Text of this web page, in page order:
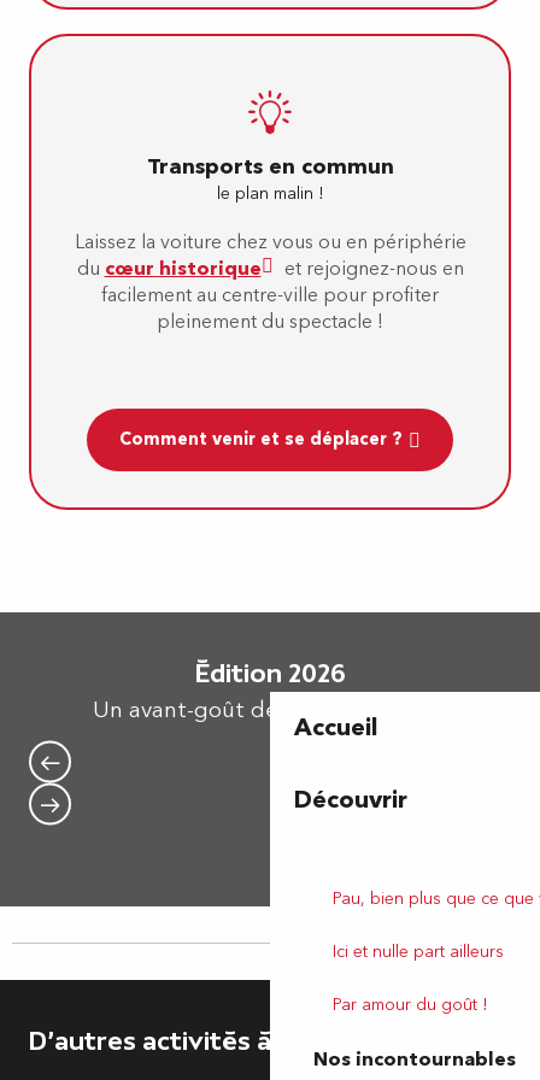
Accueil
Découvrir
Pau, bien plus que ce
Ici et nulle part ailleurs
Par amour du goût !
Nos incontournables
Transports en commun
le plan malin !
Laissez la voiture chez vous ou en périphérie
du cœur historique
et rejoignez-nous en
facilement au centre-ville pour profiter
pleinement du spectacle !
Comment venir et se déplacer ?
Édition 2026
Un avant-goût des réjouissances...
D'autres activités à partager